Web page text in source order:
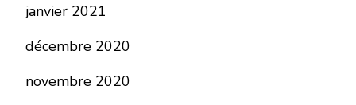
janvier 2021
décembre 2020
novembre 2020